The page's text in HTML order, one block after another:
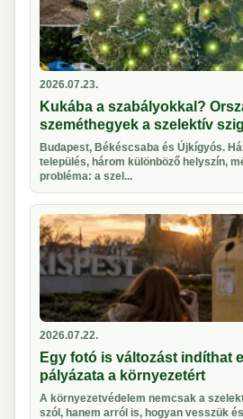
2026.07.23.
Kukába a szabályokkal?
szeméthegyek a szelektív
Budapest, Békéscsaba és Újkígyós.
település, három különböző helyszín,
probléma: a szel...
2026.07.22.
Egy fotó is változást indíthat
pályázata a környezetért
A környezetvédelem nemcsak a
szól, hanem arról is, hogyan vesszük